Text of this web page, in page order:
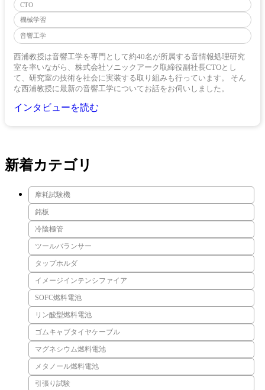
CTO
機械学習
音響工学
西浦教授は音響工学を専門として約40名が所属する音情報処理研究
室を率いながら、株式会社ソニックアーク取締役副社長CTOとし
て、研究室の技術を社会に実装する取り組みも行っています。 そん
な西浦教授に最新の音響工学についてお話をお伺いしました。
インタビューを読む
新着カテゴリ
摩耗試験機
銘板
冷陰極管
ツールバランサー
タップホルダ
イメージインテンシファイア
SOFC燃料電池
リン酸型燃料電池
ゴムキャブタイヤケーブル
マグネシウム燃料電池
メタノール燃料電池
引張り試験